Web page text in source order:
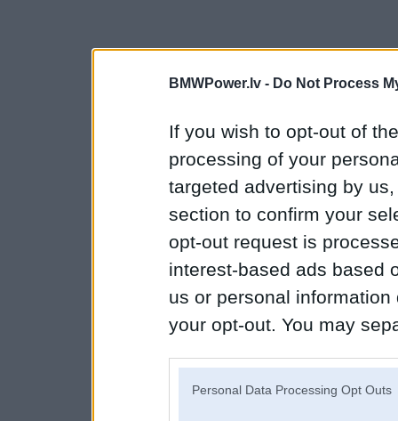
BMWPower.lv - Do Not Process
If you wish to opt-out of
processing of your
targeted advertising by
section to confirm your
opt-out request is
interest-based ads based
us or personal
your opt-out. You may
Personal Data Processing Opt Outs